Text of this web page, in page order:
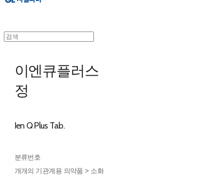
이엔큐플러스
정
Ien Q Plus Tab.
분류번호
개개의 기관계용 의약품 > 소화